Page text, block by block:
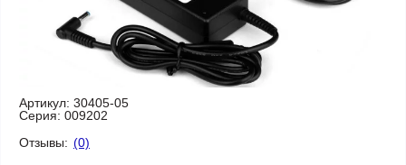
Артикул: 30405-05
Серия: 009202
Отзывы: (0)